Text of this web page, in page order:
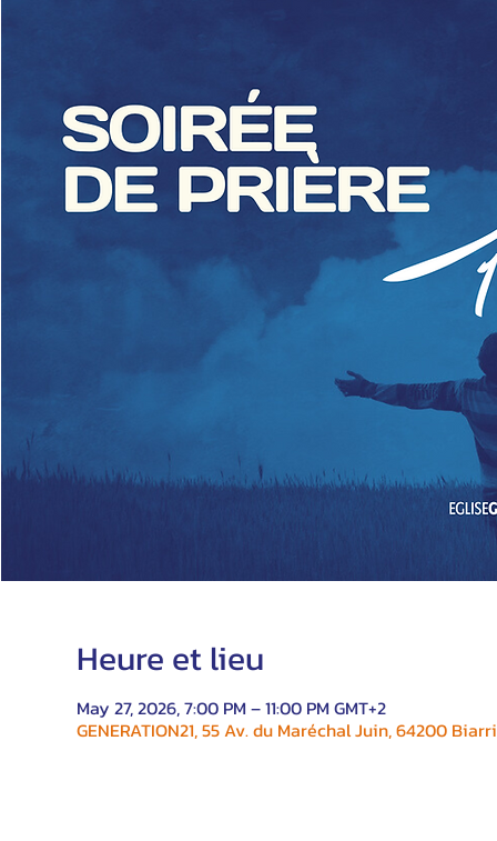
Heure et lieu
May 27, 2026, 7:00 PM – 11:00 PM GMT+2
GENERATION21, 55 Av. du Maréchal Juin, 64200